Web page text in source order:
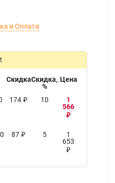
и Оплата
СкидкаСкидка,
%
Цена
174 ₽ 10
1
566
₽
87 ₽ 5
1
653
₽